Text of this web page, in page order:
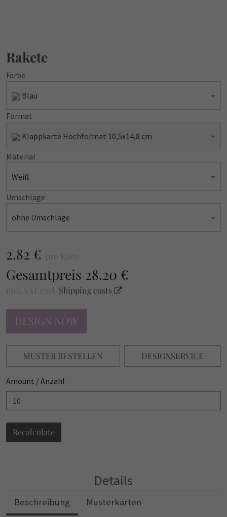
Rakete
Farbe
Blau
Format
Klappkarte Hochformat 10,5x14,8 cm
Material
Weiß
Umschläge
ohne Umschläge
2.82 € pro Karte
Gesamtpreis 28.20 €
incl. VAT excl. Shipping costs
DESIGN NOW
MUSTER BESTELLEN DESIGNSERVICE
Amount / Anzahl
Recalculate
Details
Beschreibung Musterkarten